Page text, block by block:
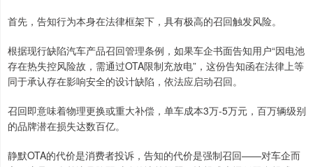
首先，告知行为本身在法律框架下，具有极高的召回触发风险。
根据现行缺陷汽车产品召回管理条例，如果车企书面告知用户“因电池
存在热失控风险故，需通过OTA限制充放电”，这份告知函在法律上等
同于承认存在影响安全的设计缺陷，依法应启动召回。
召回即意味着物理更换或重大补偿，单车成本3万-5万元，百万辆级别
的品牌潜在损失达数百亿。
静默OTA的代价是消费者投诉，告知的代价是强制召回——对车企而